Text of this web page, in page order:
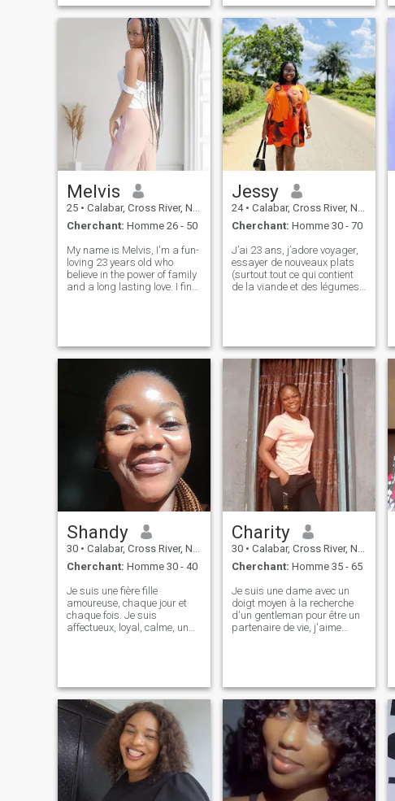
positives et les esprits
matures aussi.. J'aime aussi
apprendre plus et
m'améliorer pour être la
meilleure version de moi-
même. J'aime Dieu et je ne
plaisante pas avec
quiconque que j'aime cher.
J'espère rencontrer des
âmes impressionnantes ici
ainsi qu'un grand match..
Cheers 🥂 au meilleur en
nous tous..
Melvis
25 • Calabar, Cross River, Nigeria
Cherchant: Homme 26 - 50
My name is Melvis, I'm a fun-
loving 23 years old who
believe in the power of family
and a long lasting love. I find
employed job am p
Jessy
24 • Calabar, Cross River, Nigeria
Cherchant: Homme 30 - 70
J’ai 23 ans, j’adore voyager,
essayer de nouveaux plats
(surtout tout ce qui contient
de la viande et des légumes)
sommeil 😅. Je suis encore à
l’école bien que j’en aie
presque fini. Je cherche juste
quelque chose de réel et de
sain. Je suis également
ouvert à rencontrer de
nouvelles personnes cool
aussi.
Shandy
30 • Calabar, Cross River, Nigeria
Cherchant: Homme 30 - 40
Je suis une fière fille
amoureuse, chaque jour et
chaque fois. Je suis
affectueux, loyal, calme, un
lui. Ne parle pas trop, je suis
une femme complète. La
belle-fille préférée de ta mère
Charity
30 • Calabar, Cross River, Nigeria
Cherchant: Homme 35 - 65
Je suis une dame avec un
doigt moyen à la recherche
d'un gentleman pour être un
partenaire de vie, j'aime
vie chrétien, si vous êtes un
escroc ne prenez pas la
peine de m'envoyer un
message éviter mon profil s'il
vous plaît